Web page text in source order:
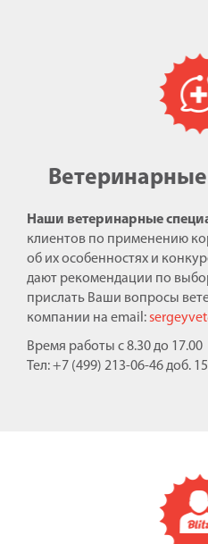
Наши ветеринарные
клиентов по применению
об их особенностях и
дают рекомендации по
прислать Ваши вопросы
компании на email:
Время работы с 8.30 до 17.00
Тел: +7 (499) 213-06-46 доб.